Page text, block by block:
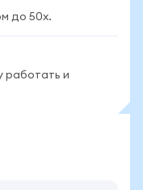
до 50x.
работать и